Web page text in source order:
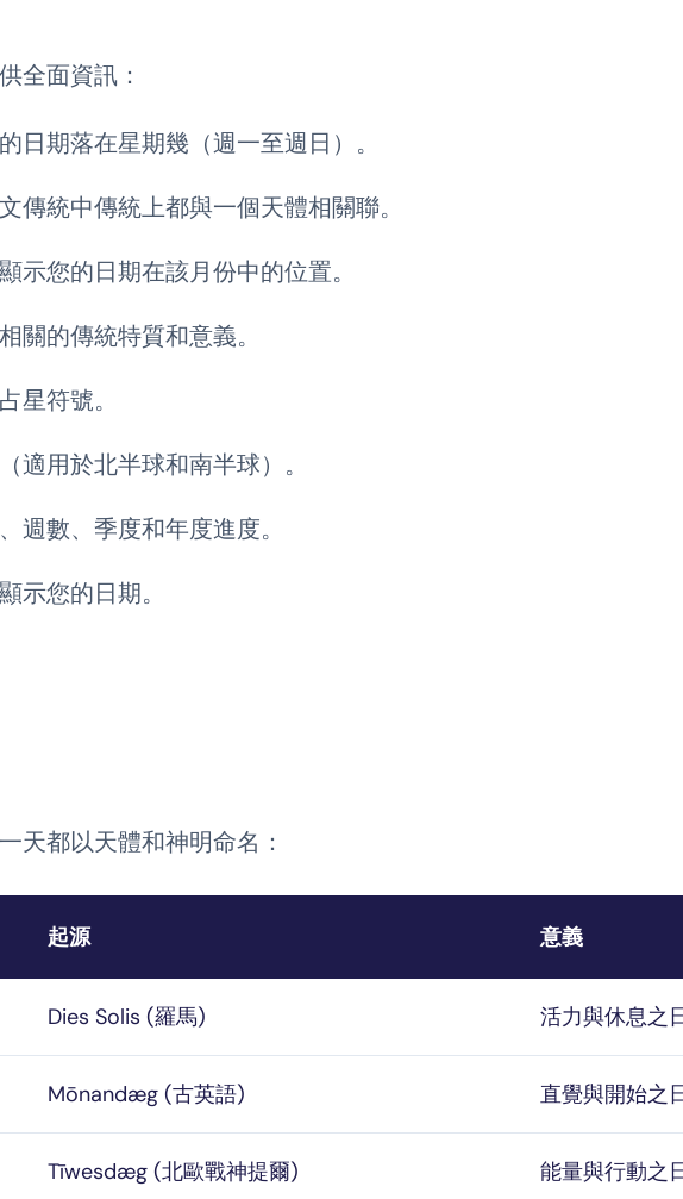
全面資訊：
日期落在星期幾（週一至週日）。
傳統中傳統上都與一個天體相關聯。
示您的日期在該月份中的位置。
關的傳統特質和意義。
星符號。
適用於北半球和南半球）。
週數、季度和年度進度。
示您的日期。
天都以天體和神明命名：
起源 意義
Dies Solis (羅馬) 活力與休息之
Mōnandæg (古英語) 直覺與開始之
Tīwesdæg (北歐戰神提爾) 能量與行動之